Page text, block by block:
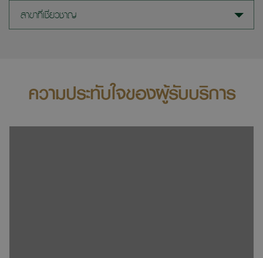
สาขาที่เชี่ยวชาญ
ความประทับใจของผู้รับบริการ